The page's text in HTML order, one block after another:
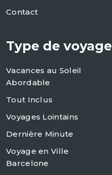
Contact
Type de voyage
Vacances au Soleil
Abordable
Tout Inclus
Voyages Lointains
Dernière Minute
Voyage en Ville
Barcelone